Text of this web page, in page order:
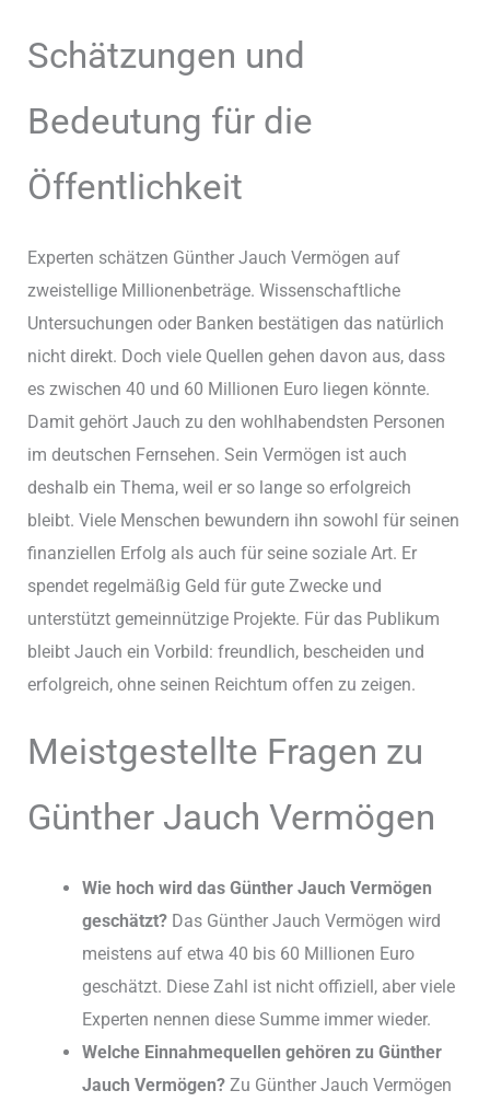
Schätzungen und
Bedeutung für die
Öffentlichkeit
Experten schätzen Günther Jauch Vermögen auf
zweistellige Millionenbeträge. Wissenschaftliche
Untersuchungen oder Banken bestätigen das natürlich
nicht direkt. Doch viele Quellen gehen davon aus, dass
es zwischen 40 und 60 Millionen Euro liegen könnte.
Damit gehört Jauch zu den wohlhabendsten Personen
im deutschen Fernsehen. Sein Vermögen ist auch
deshalb ein Thema, weil er so lange so erfolgreich
bleibt. Viele Menschen bewundern ihn sowohl für seinen
finanziellen Erfolg als auch für seine soziale Art. Er
spendet regelmäßig Geld für gute Zwecke und
unterstützt gemeinnützige Projekte. Für das Publikum
bleibt Jauch ein Vorbild: freundlich, bescheiden und
erfolgreich, ohne seinen Reichtum offen zu zeigen.
Meistgestellte Fragen zu
Günther Jauch Vermögen
Wie hoch wird das Günther Jauch Vermögen
geschätzt?Das Günther Jauch Vermögen wird
meistens auf etwa 40 bis 60 Millionen Euro
geschätzt. Diese Zahl ist nicht offiziell, aber viele
Experten nennen diese Summe immer wieder.
Welche Einnahmequellen gehören zu Günther
Jauch Vermögen?Zu Günther Jauch Vermögen